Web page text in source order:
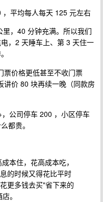
平均每人每天 125 元左右
，40 分钟充满。所以我们
，2 天睡车上、第 3 天住一
票价格更低甚至不收门票
讲价 80 块再续一晚（同款房
公司停车 200 ，小区停车
都贵。
本住，花高成本吃，
的时候又得花比平时
更多钱去买"省下来的
。